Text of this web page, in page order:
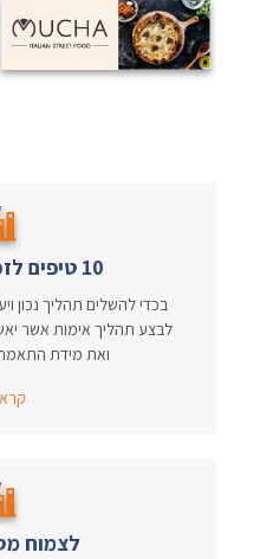
10 טיפים לזכיינות מנצחת
בכדי להשלים תהליך נכון
לבצע תהליך אימות אשר
ואת מידת
לצמוח